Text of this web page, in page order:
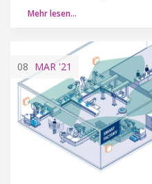
Mehr lesen…
08 MAR '21